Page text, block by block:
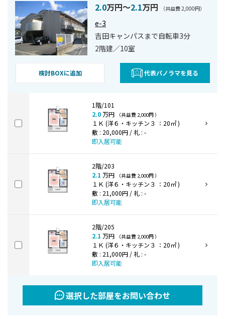
2.0万円〜2.1万円 （共益費 2,000円）
e-3
吉田キャンパスまで自転車3分
2階建／10室
検討BOXに追加 代表パノラマを見る
1階/101
2.0万円 （共益費 2,000円 ）
１Ｋ (洋６・キッチン３ ：20㎡ )
敷 : 20,000円 / 礼 : -
即入居可能
2階/203
2.1万円 （共益費 2,000円 ）
１Ｋ (洋６・キッチン３ ：20㎡ )
敷 : 21,000円 / 礼 : -
即入居可能
2階/205
2.1万円 （共益費 2,000円 ）
１Ｋ (洋６・キッチン３ ：20㎡ )
敷 : 21,000円 / 礼 : -
即入居可能
選択した部屋をお問い合わせ